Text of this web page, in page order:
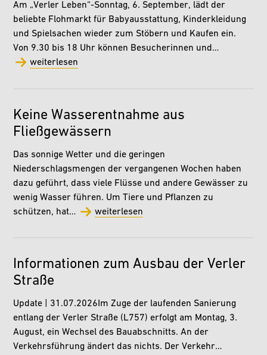
Am „Verler Leben“-Sonntag, 6. September, lädt der
beliebte Flohmarkt für Babyausstattung, Kinderkleidung
und Spielsachen wieder zum Stöbern und Kaufen ein.
Von 9.30 bis 18 Uhr können Besucherinnen und…
weiterlesen
Keine Wasserentnahme aus
Fließgewässern
Das sonnige Wetter und die geringen
Niederschlagsmengen der vergangenen Wochen haben
dazu geführt, dass viele Flüsse und andere Gewässer zu
wenig Wasser führen. Um Tiere und Pflanzen zu
schützen, hat…
weiterlesen
Informationen zum Ausbau der Verler
Straße
Update | 31.07.2026Im Zuge der laufenden Sanierung
entlang der Verler Straße (L757) erfolgt am Montag, 3.
August, ein Wechsel des Bauabschnitts. An der
Verkehrsführung ändert das nichts. Der Verkehr…